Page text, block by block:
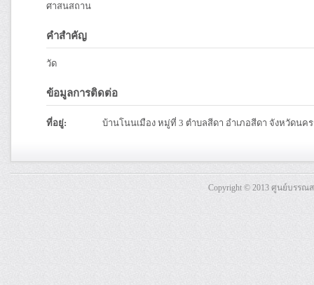
ศาสนสถาน
คำสำคัญ
วัด
ข้อมูลการติดต่อ
ที่อยู่: บ้านโนนเมือง หมู่ที่ 3 ตำบลสีดา อำเภอสีดา จังหวัดนค
Copyright © 2013 ศูนย์บรร